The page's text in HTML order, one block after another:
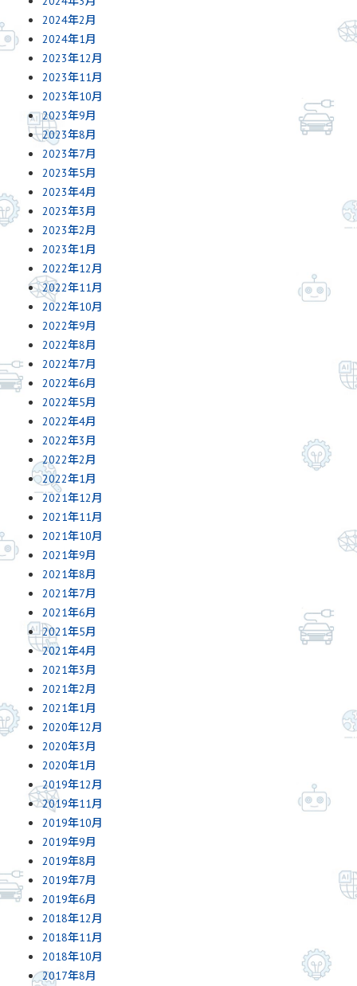
2024年2月
2024年1月
2023年12月
2023年11月
2023年10月
2023年9月
2023年8月
2023年7月
2023年5月
2023年4月
2023年3月
2023年2月
2023年1月
2022年12月
2022年11月
2022年10月
2022年9月
2022年8月
2022年7月
2022年6月
2022年5月
2022年4月
2022年3月
2022年2月
2022年1月
2021年12月
2021年11月
2021年10月
2021年9月
2021年8月
2021年7月
2021年6月
2021年5月
2021年4月
2021年3月
2021年2月
2021年1月
2020年12月
2020年3月
2020年1月
2019年12月
2019年11月
2019年10月
2019年9月
2019年8月
2019年7月
2019年6月
2018年12月
2018年11月
2018年10月
2017年8月